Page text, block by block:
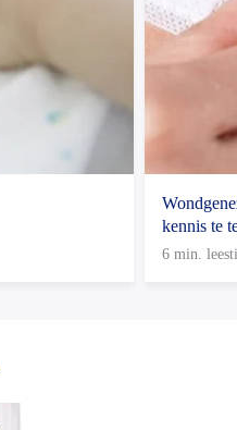
kennis te
6 min.